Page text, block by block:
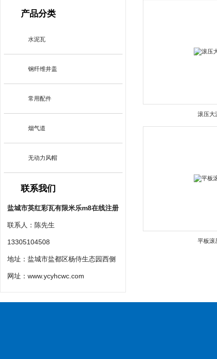
产品分类
水泥瓦
钢纤维井盖
常用配件
烟气道
无动力风帽
联系我们
盐城市英红彩瓦有限米乐m8在线注册
联系人：陈先生
13305104508
地址：盐城市盐都区杨侍生态园西侧
网址： www.ycyhcwc.com
滚压大
平板滚